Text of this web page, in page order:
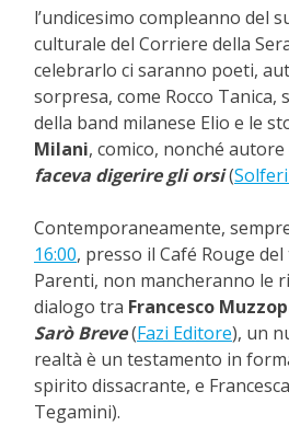
l’undicesimo compleanno del
culturale del Corriere della
celebrarlo ci saranno poeti,
sorpresa, come Rocco
della band milanese Elio e le
Milani, comico, nonché autore
faceva digerire gli orsi(
Contemporaneamente,
16:00, presso il Café Rouge
Parenti, non mancheranno le
dialogo tra Francesco
Sarò Breve(Fazi Editore), un
realtà è un testamento in
spirito dissacrante, e
Tegamini).